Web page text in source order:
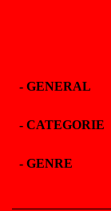
- GENERAL
- CATEGORIE
- GENRE